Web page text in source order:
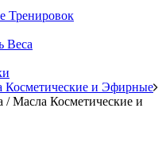
Тренировок
Веса
Косметические и Эфирные
/ Масла Косметические и